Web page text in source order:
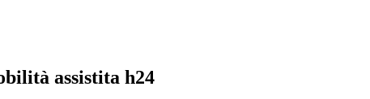
assistita h24